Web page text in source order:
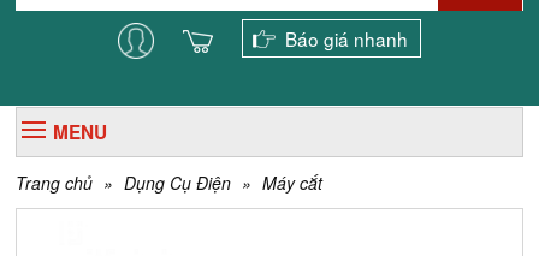
Báo giá nhanh
MENU
Trang chủ » Dụng Cụ Điện » Máy cắt